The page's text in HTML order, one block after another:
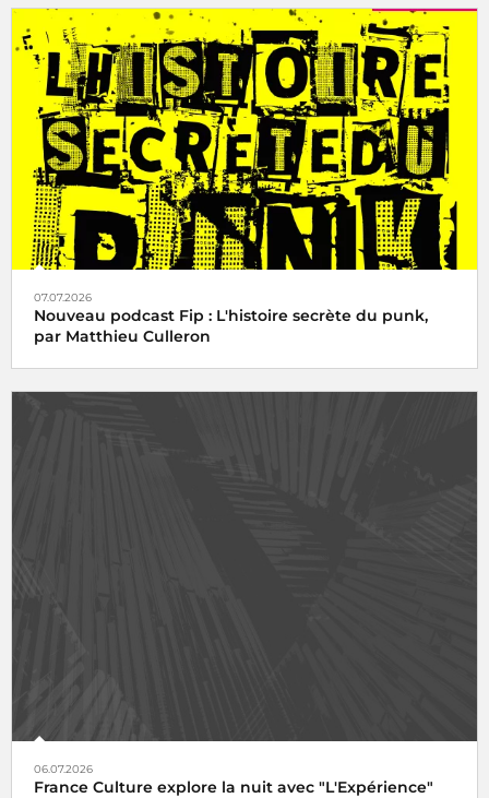
07.07.2026
Nouveau podcast Fip : L'histoire secrète du punk,
par Matthieu Culleron
06.07.2026
France Culture explore la nuit avec "L'Expérience"